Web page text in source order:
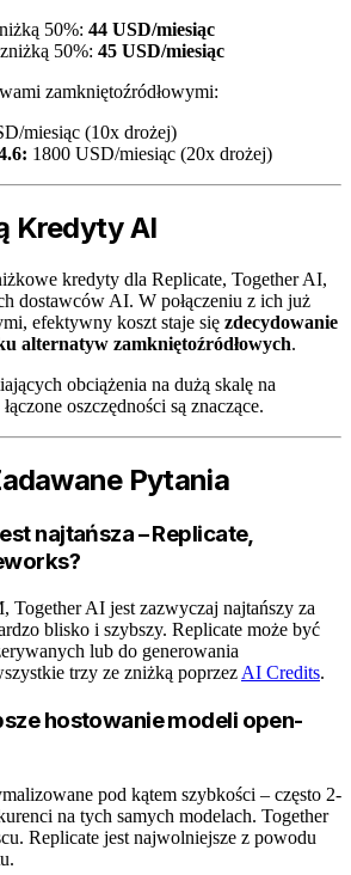
50%: 44 USD/miesiąc
50%: 45 USD/miesiąc
zamkniętoźródłowymi:
miesiąc (10x drożej)
1800 USD/miesiąc (20x drożej)
Kredyty AI
kredyty dla Replicate, Together AI,
dostawców AI. W połączeniu z ich już
efektywny koszt staje się zdecydowanie
alternatyw zamkniętoźródłowych.
obciążenia na dużą skalę na
oszczędności są znaczące.
Pytania
najtańsza – Replicate,
Together AI jest zazwyczaj najtańszy za
blisko i szybszy. Replicate może być
lub do generowania
trzy ze zniżką poprzez AI Credits.
hostowanie modeli open-
pod kątem szybkości – często 2-
na tych samych modelach. Together
Replicate jest najwolniejsze z powodu